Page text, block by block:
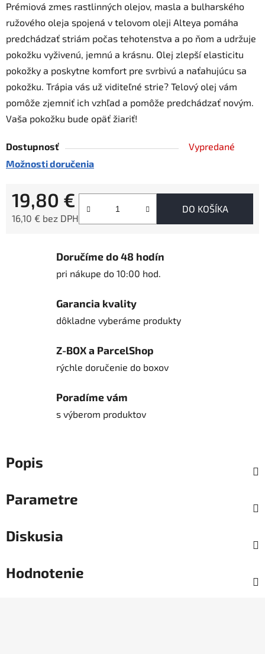
Prémiová zmes rastlinných olejov, masla a bulharského
ružového oleja spojená v telovom oleji Alteya pomáha
predchádzať striám počas tehotenstva a po ňom a udržuje
pokožku vyživenú, jemnú a krásnu. Olej zlepší elasticitu
pokožky a poskytne komfort pre svrbivú a naťahujúcu sa
pokožku. Trápia vás už viditeľné strie? Telový olej vám
pomôže zjemniť ich vzhľad a pomôže predchádzať novým.
Vaša pokožku bude opäť žiariť!
Dostupnosť
Vypredané
Možnosti doručenia
19,80 €
16,10 € bez DPH
DO KOŠÍKA
Doručíme do 48 hodín
pri nákupe do 10:00 hod.
Garancia kvality
dôkladne vyberáme produkty
Z-BOX a ParcelShop
rýchle doručenie do boxov
Poradíme vám
s výberom produktov
Popis
Parametre
Diskusia
Hodnotenie